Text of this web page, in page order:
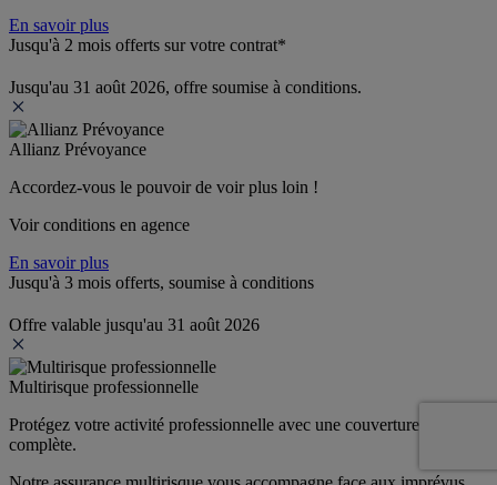
En savoir plus
Jusqu'à 2 mois offerts sur votre contrat*
Jusqu'au 31 août 2026, offre soumise à conditions.
Allianz Prévoyance
Accordez-vous le pouvoir de voir plus loin !
Voir conditions en agence
En savoir plus
Jusqu'à 3 mois offerts, soumise à conditions
Offre valable jusqu'au 31 août 2026
Multirisque professionnelle
Protégez votre activité professionnelle avec une couverture
complète.